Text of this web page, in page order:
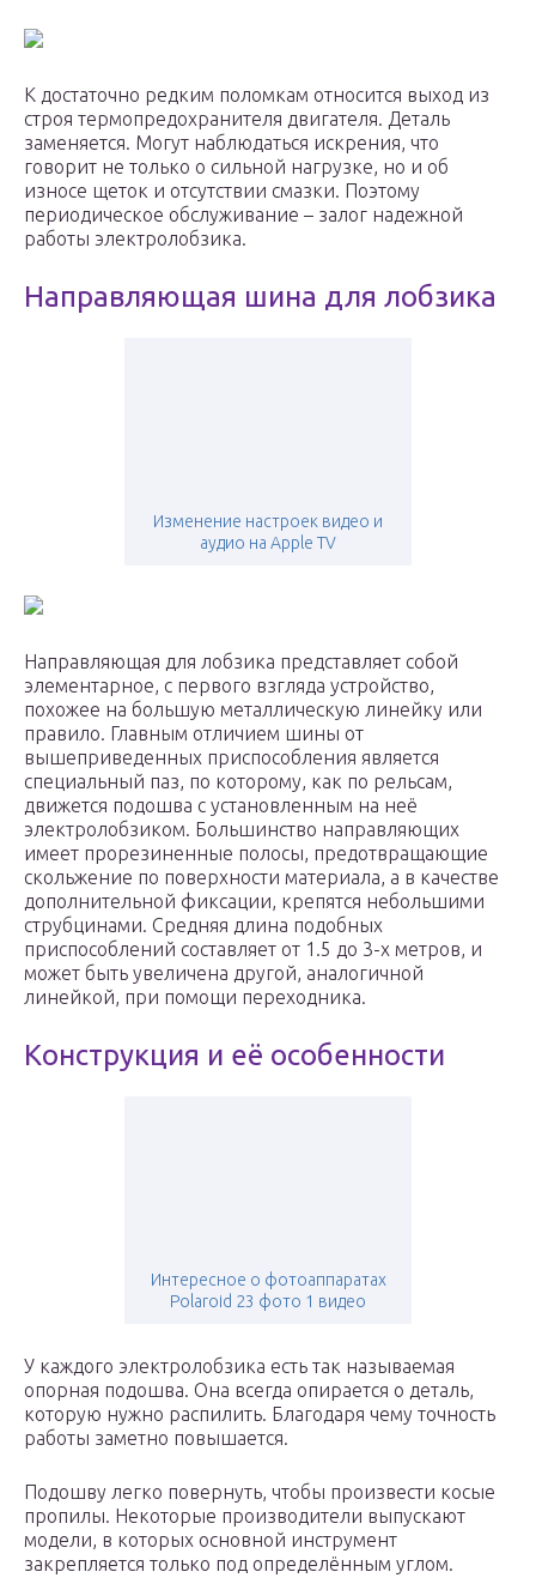
К достаточно редким поломкам относится выход из
строя термопредохранителя двигателя. Деталь
заменяется. Могут наблюдаться искрения, что
говорит не только о сильной нагрузке, но и об
износе щеток и отсутствии смазки. Поэтому
периодическое обслуживание – залог надежной
работы электролобзика.
Направляющая шина для лобзика
Изменение настроек видео и
аудио на Apple TV
Направляющая для лобзика представляет собой
элементарное, с первого взгляда устройство,
похожее на большую металлическую линейку или
правило. Главным отличием шины от
вышеприведенных приспособления является
специальный паз, по которому, как по рельсам,
движется подошва с установленным на неё
электролобзиком. Большинство направляющих
имеет прорезиненные полосы, предотвращающие
скольжение по поверхности материала, а в качестве
дополнительной фиксации, крепятся небольшими
струбцинами. Средняя длина подобных
приспособлений составляет от 1.5 до 3-х метров, и
может быть увеличена другой, аналогичной
линейкой, при помощи переходника.
Конструкция и её особенности
Интересное о фотоаппаратах
Polaroid 23 фото 1 видео
У каждого электролобзика есть так называемая
опорная подошва. Она всегда опирается о деталь,
которую нужно распилить. Благодаря чему точность
работы заметно повышается.
Подошву легко повернуть, чтобы произвести косые
пропилы. Некоторые производители выпускают
модели, в которых основной инструмент
закрепляется только под определённым углом.